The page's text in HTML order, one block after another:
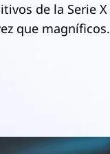
de la Serie X
que magníficos.